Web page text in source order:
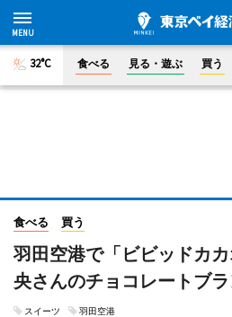
32°C 食べる 見る・遊ぶ 買う
食べる 買う
羽田空港で「ビビッドカ
央さんのチョコレートブ
スイーツ 羽田空港